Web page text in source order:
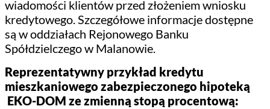
wiadomości klientów przed złożeniem wniosku
kredytowego. Szczegółowe informacje dostępne
są w oddziałach Rejonowego Banku
Spółdzielczego w Malanowie.
Reprezentatywny przykład kredytu
mieszkaniowego zabezpieczonego hipoteką
EKO-DOM ze zmienną stopą procentową: